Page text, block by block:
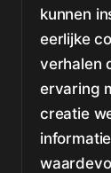
kunnen
eerlijke
verhalen
ervaring
creatie